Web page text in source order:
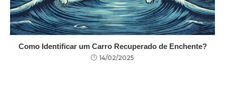
Como Identificar um Carro Recuperado de Enchente?
14/02/2025